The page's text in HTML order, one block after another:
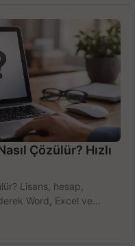
Çözülür? Hızlı
Lisans, hesap,
Word, Excel ve